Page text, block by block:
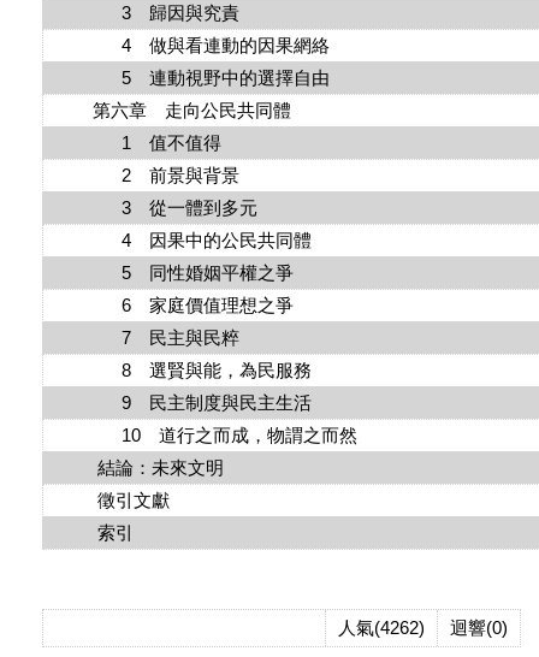
3 歸因與究責
4 做與看連動的因果網絡
5 連動視野中的選擇自由
第六章 走向公民共同體
1 值不值得
2 前景與背景
3 從一體到多元
4 因果中的公民共同體
5 同性婚姻平權之爭
6 家庭價值理想之爭
7 民主與民粹
8 選賢與能，為民服務
9 民主制度與民主生活
10 道行之而成，物謂之而然
結論：未來文明
徵引文獻
索引
迴響(0)
人氣(4262)